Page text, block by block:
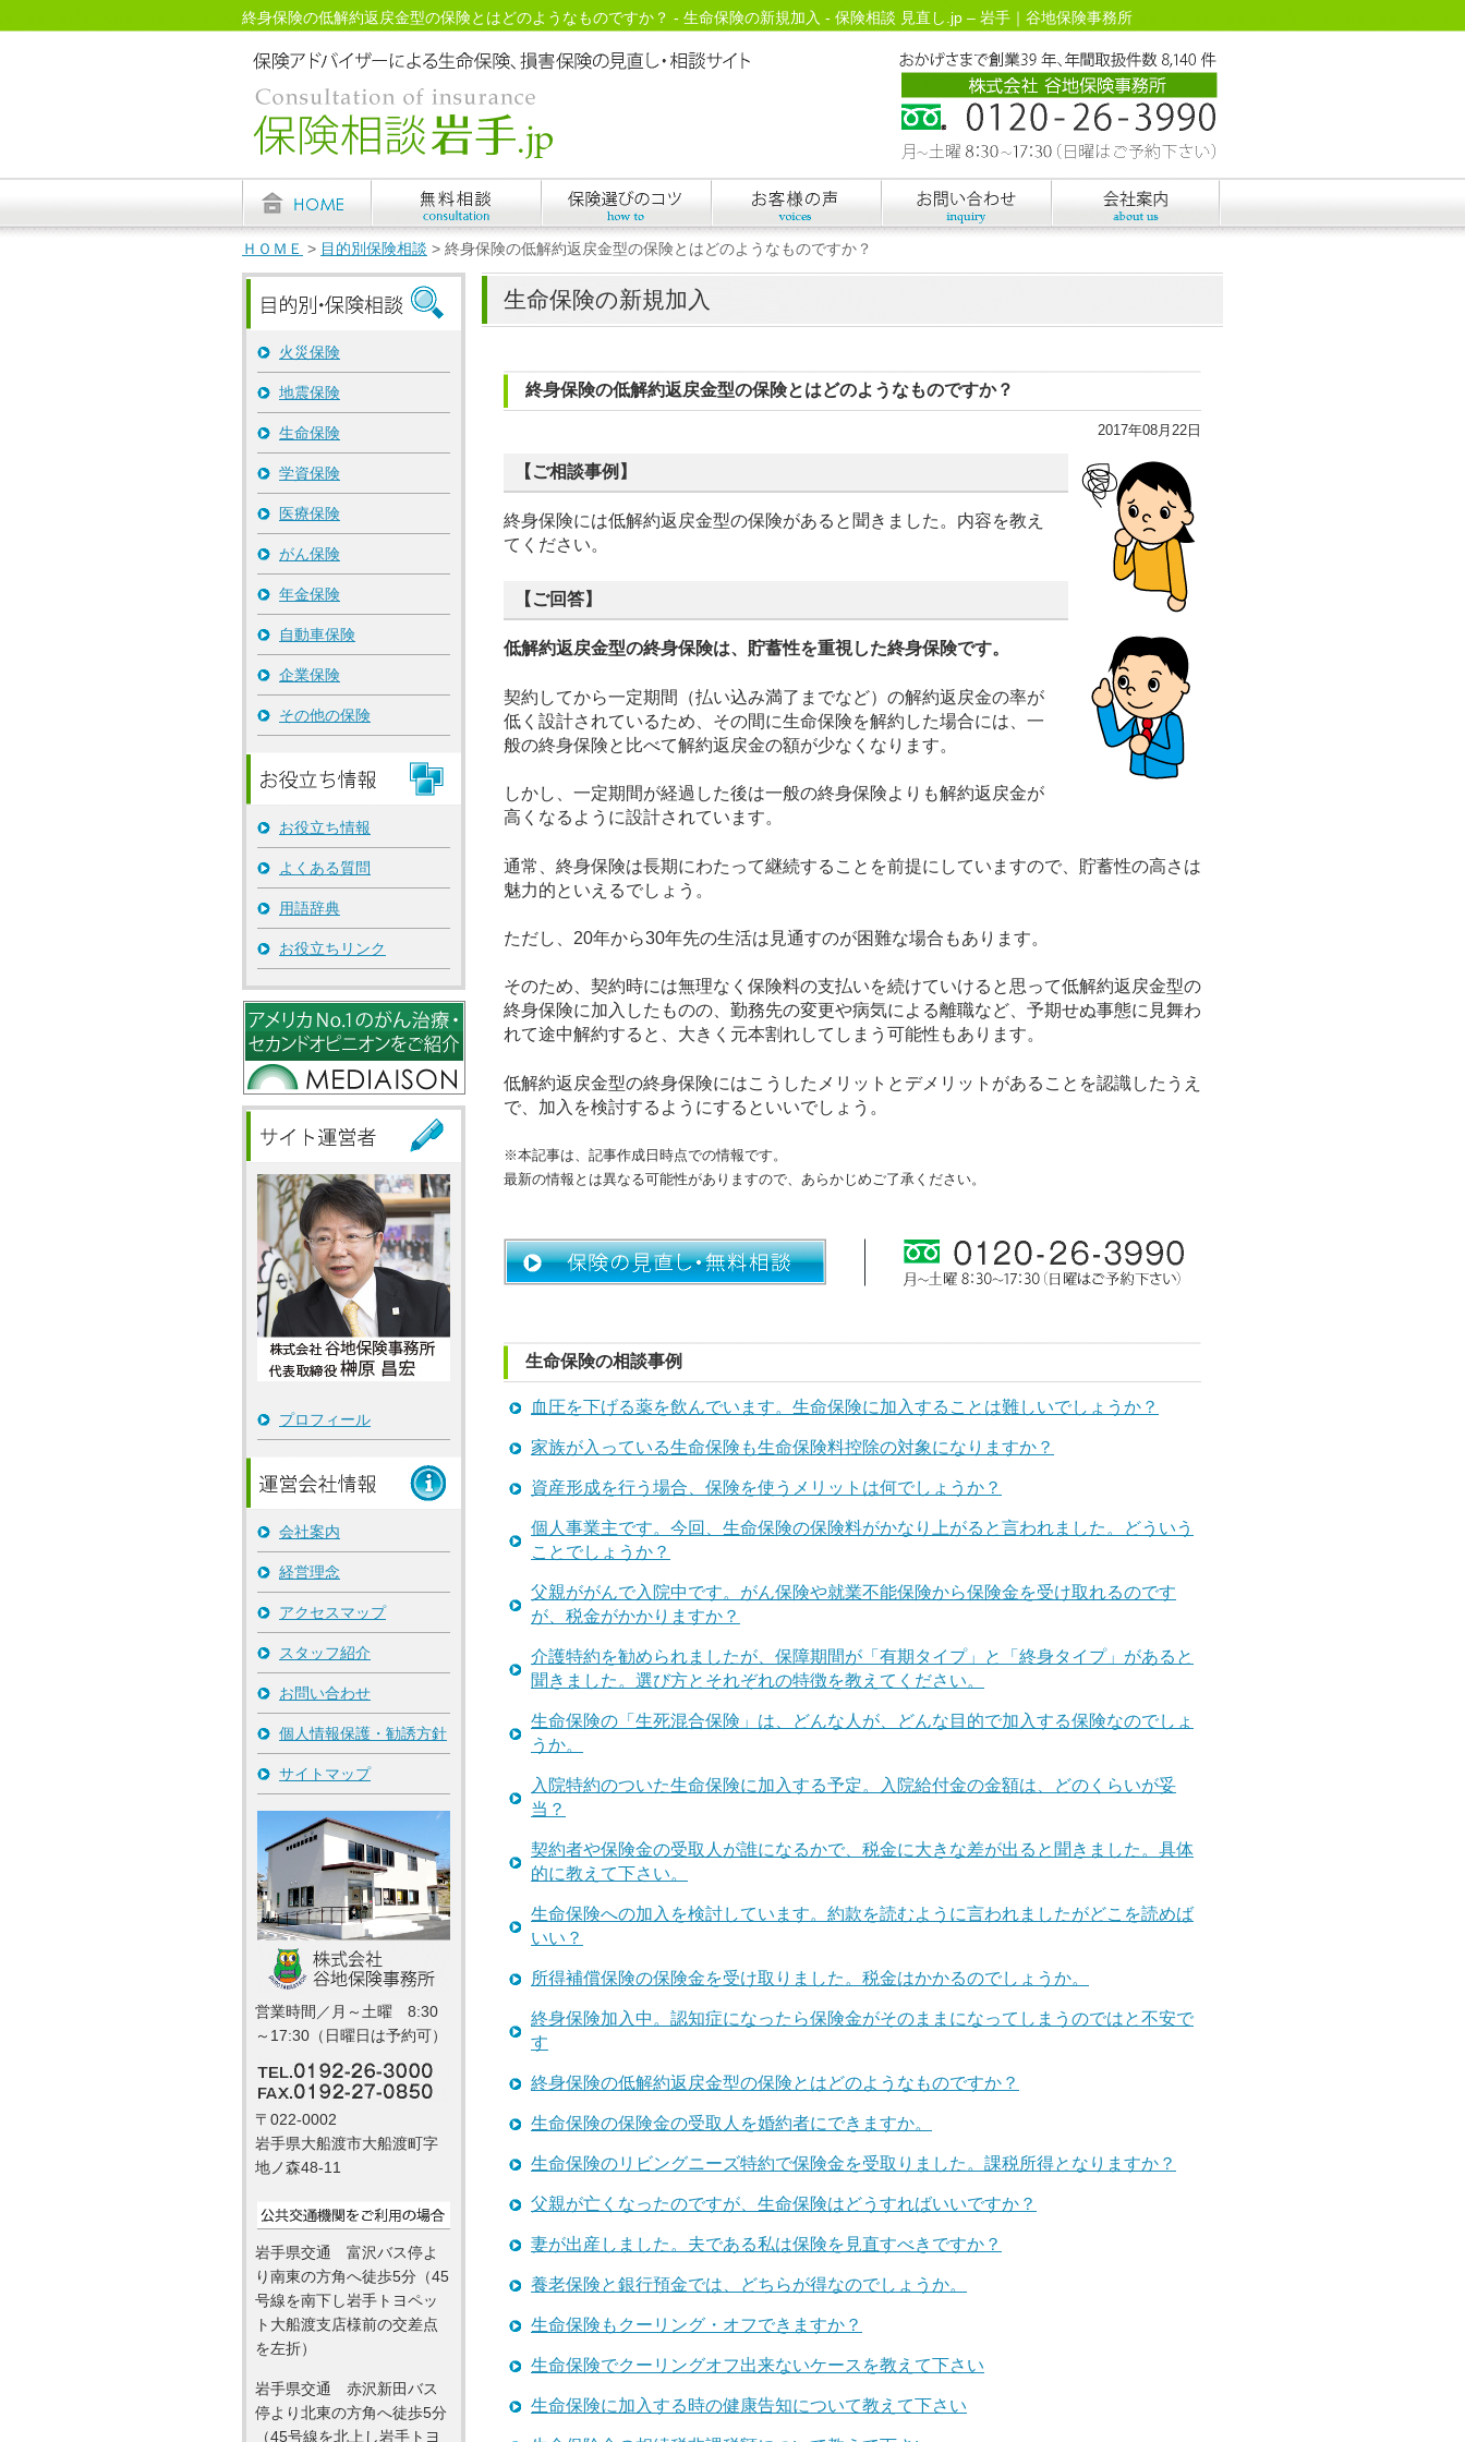
終身保険の低解約返戻金型の保険とはどのようなものですか？ - 生命保険の新規加入 - 保険相談 見直し.jp – 岩手｜谷地保険事務所
ＨＯＭＥ > 目的別保険相談 > 終身保険の低解約返戻金型の保険とはどのようなものですか？
生命保険の新規加入
終身保険の低解約返戻金型の保険とはどのようなものですか？
2017年08月22日
【ご相談事例】
終身保険には低解約返戻金型の保険があると聞きました。内容を教え
てください。
【ご回答】
低解約返戻金型の終身保険は、貯蓄性を重視した終身保険です。
契約してから一定期間（払い込み満了までなど）の解約返戻金の率が
低く設計されているため、その間に生命保険を解約した場合には、一
般の終身保険と比べて解約返戻金の額が少なくなります。
しかし、一定期間が経過した後は一般の終身保険よりも解約返戻金が
高くなるように設計されています。
通常、終身保険は長期にわたって継続することを前提にしていますので、貯蓄性の高さは
魅力的といえるでしょう。
ただし、20年から30年先の生活は見通すのが困難な場合もあります。
そのため、契約時には無理なく保険料の支払いを続けていけると思って低解約返戻金型の
終身保険に加入したものの、勤務先の変更や病気による離職など、予期せぬ事態に見舞わ
れて途中解約すると、大きく元本割れしてしまう可能性もあります。
低解約返戻金型の終身保険にはこうしたメリットとデメリットがあることを認識したうえ
で、加入を検討するようにするといいでしょう。
※本記事は、記事作成日時点での情報です。
最新の情報とは異なる可能性がありますので、あらかじめご了承ください。
生命保険の相談事例
血圧を下げる薬を飲んでいます。生命保険に加入することは難しいでしょうか？
家族が入っている生命保険も生命保険料控除の対象になりますか？
資産形成を行う場合、保険を使うメリットは何でしょうか？
個人事業主です。今回、生命保険の保険料がかなり上がると言われました。どういう
ことでしょうか？
父親ががんで入院中です。がん保険や就業不能保険から保険金を受け取れるのです
が、税金がかかりますか？
介護特約を勧められましたが、保障期間が「有期タイプ」と「終身タイプ」があると
聞きました。選び方とそれぞれの特徴を教えてください。
生命保険の「生死混合保険」は、どんな人が、どんな目的で加入する保険なのでしょ
うか。
入院特約のついた生命保険に加入する予定。入院給付金の金額は、どのくらいが妥
当？
契約者や保険金の受取人が誰になるかで、税金に大きな差が出ると聞きました。具体
的に教えて下さい。
生命保険への加入を検討しています。約款を読むように言われましたがどこを読めば
いい？
所得補償保険の保険金を受け取りました。税金はかかるのでしょうか。
終身保険加入中。認知症になったら保険金がそのままになってしまうのではと不安で
す
終身保険の低解約返戻金型の保険とはどのようなものですか？
生命保険の保険金の受取人を婚約者にできますか。
生命保険のリビングニーズ特約で保険金を受取りました。課税所得となりますか？
父親が亡くなったのですが、生命保険はどうすればいいですか？
妻が出産しました。夫である私は保険を見直すべきですか？
養老保険と銀行預金では、どちらが得なのでしょうか。
生命保険もクーリング・オフできますか？
生命保険でクーリングオフ出来ないケースを教えて下さい
生命保険に加入する時の健康告知について教えて下さい
火災保険
地震保険
生命保険
学資保険
医療保険
がん保険
年金保険
自動車保険
企業保険
その他の保険
お役立ち情報
よくある質問
用語辞典
お役立ちリンク
プロフィール
会社案内
経営理念
アクセスマップ
スタッフ紹介
お問い合わせ
個人情報保護・勧誘方針
サイトマップ
営業時間／月～土曜 8:30
～17:30（日曜日は予約可）
〒022-0002
岩手県大船渡市大船渡町字
地ノ森48-11
岩手県交通 富沢バス停よ
り南東の方角へ徒歩5分（45
号線を南下し岩手トヨペッ
ト大船渡支店様前の交差点
を左折）
岩手県交通 赤沢新田バス
停より北東の方角へ徒歩5分
（45号線を北上し岩手トヨ